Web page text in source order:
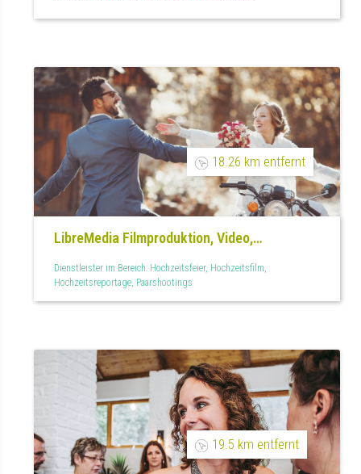
18.26 km entfernt
LibreMedia Filmproduktion, Video,
Hochzeitsfilm und Eventfilme aller Art
Dienstleister im Bereich: Hochzeitsfeier, Hochzeitsfilm,
Hochzeitsreportage, Paarshootings
19.5 km entfernt